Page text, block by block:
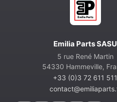
Emilia Parts SASU
5 rue René Martin
54330 Hammeville,
+33 (0)3 72 611 511